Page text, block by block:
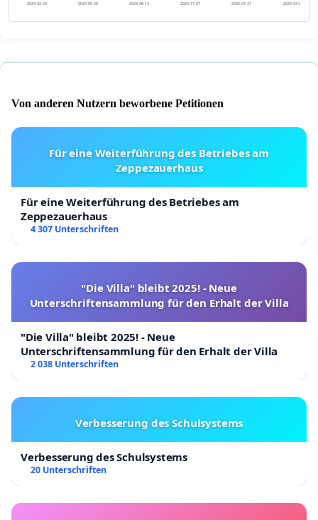
2024-02-24 2024-05-20 2024-08-13 2024-11-07 2025-01-31 2025-04-27
Von anderen Nutzern beworbene Petitionen
Für eine Weiterführung des Betriebes am
Zeppezauerhaus
Für eine Weiterführung des Betriebes am
Zeppezauerhaus
4 307 Unterschriften
"Die Villa" bleibt 2025! - Neue
Unterschriftensammlung für den Erhalt der Villa
"Die Villa" bleibt 2025! - Neue
Unterschriftensammlung für den Erhalt der Villa
2 038 Unterschriften
Verbesserung des Schulsystems
Verbesserung des Schulsystems
20 Unterschriften